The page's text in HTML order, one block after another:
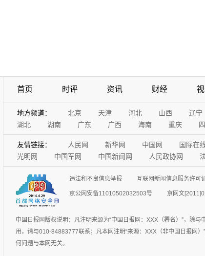
首页 时评 资讯 财经
地方频道： 北京 天津 河北 山西 辽宁
湖北
湖南 广东 广西 海南 重庆
友情链接： 人民网 新华网 中国网 国际在
光明网
中国军网 中国新闻网 人民政协网
违法和不良信息举报 互联网新闻信息服务许可
京公网安备11010502032503号 京网文
中国日报网版权说明：凡注明来源为“中国日报网：XXX（署名）”，除
用，请与010-84883777联系；凡本网注明“来源：XXX（非中国日报网
何问题与本网无关。